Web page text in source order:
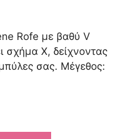
Rofe με βαθύ V
σχήμα Χ, δείχνοντας
σας. Μέγεθος: